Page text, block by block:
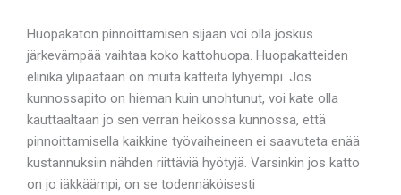
Huopakaton pinnoittamisen sijaan voi olla joskus
järkevämpää vaihtaa koko kattohuopa. Huopakatteiden
elinikä ylipäätään on muita katteita lyhyempi. Jos
kunnossapito on hieman kuin unohtunut, voi kate olla
kauttaaltaan jo sen verran heikossa kunnossa, että
pinnoittamisella kaikkine työvaiheineen ei saavuteta enää
kustannuksiin nähden riittäviä hyötyjä. Varsinkin jos katto
on jo iäkkäämpi, on se todennäköisesti